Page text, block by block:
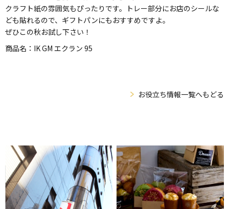
クラフト紙の雰囲気もぴったりです。トレー部分にお店のシールな
ども貼れるので、ギフトパンにもおすすめですよ。
ぜひこの秋お試し下さい！
商品名： IK GM エクラン 95
お役立ち情報一覧へもどる